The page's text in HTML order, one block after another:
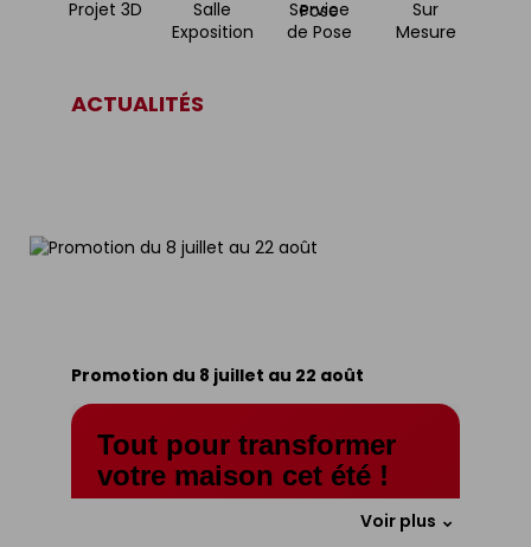
Projet 3D
Salle
Exposition
Service
de Pose
Sur
Mesure
ACTUALITÉS
Promotion du 8 juillet au 22 août
Tout pour transformer
votre maison cet été !
Terrasse, jardin, toiture, carrelage,
Voir plus